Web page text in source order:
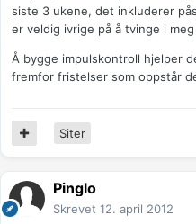
siste 3 ukene, det inkluderer
er veldig ivrige på å tvinge i
Å bygge impulskontroll hjelper
fremfor fristelser som oppstår
Siter
Pinglo
Skrevet 12. april 2012